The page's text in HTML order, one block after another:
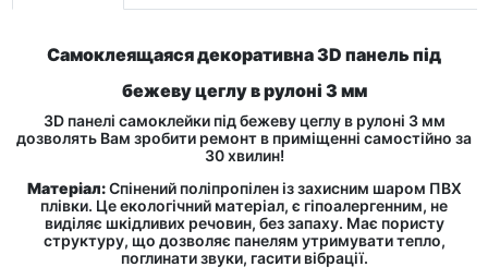
Самоклеящаяся декоративна 3D панель під
бежеву цеглу в рулоні 3 мм
3D панелі самоклейки під бежеву цеглу в рулоні 3 мм
дозволять Вам зробити ремонт в приміщенні самостійно за
30 хвилин!
Матеріал:Спінений поліпропілен із захисним шаром ПВХ
плівки. Це екологічний матеріал, є гіпоалергенним, не
виділяє шкідливих речовин, без запаху. Має пористу
структуру, що дозволяє панелям утримувати тепло,
поглинати звуки, гасити вібрації.